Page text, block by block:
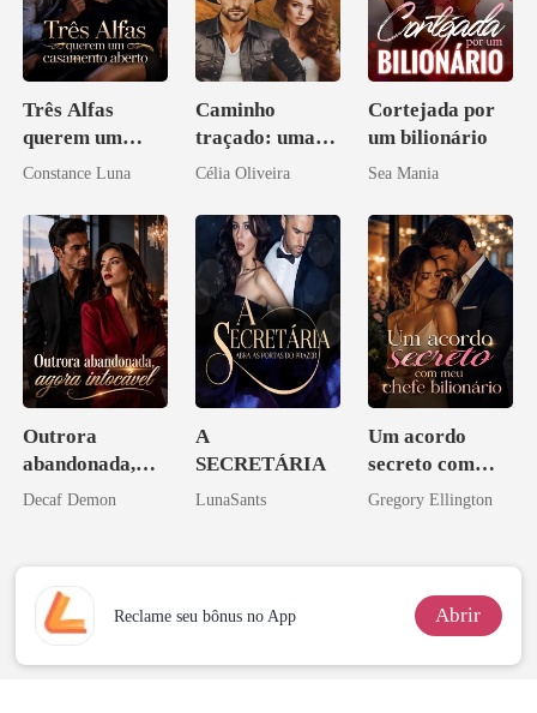
Três Alfas
querem um
casamento
Constance Luna
Caminho
traçado: uma
babá na fazenda
Célia Oliveira
Cortejada por
um bilionário
Sea Mania
Outrora
abandonada,
agora intocável
Decaf Demon
A
SECRETÁRIA
LunaSants
Um acordo
secreto com
meu chefe
Gregory Ellington
Reclame seu bônus no App Abrir